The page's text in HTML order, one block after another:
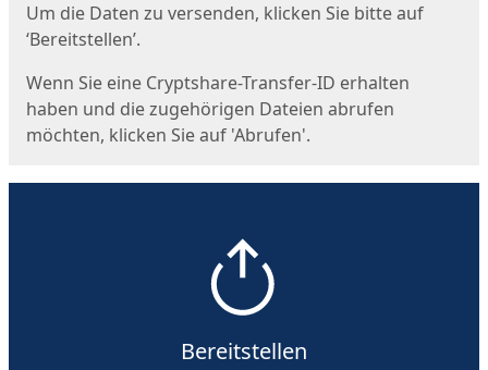
Um die Daten zu versenden, klicken Sie bitte auf
‘Bereitstellen’.
Wenn Sie eine Cryptshare-Transfer-ID erhalten
haben und die zugehörigen Dateien abrufen
möchten, klicken Sie auf 'Abrufen'.
Bereitstellen